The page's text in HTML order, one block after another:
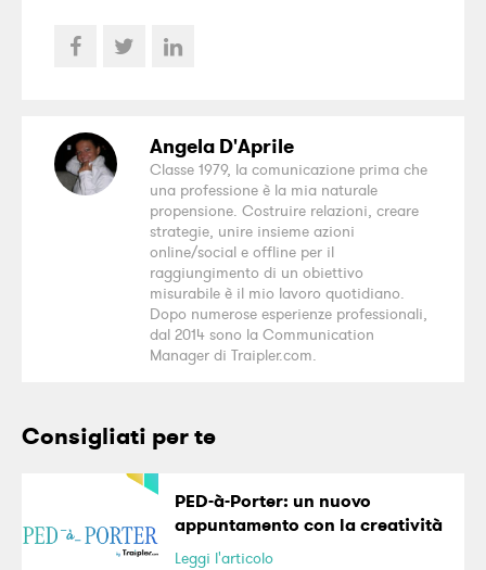
Angela D'Aprile
Classe 1979, la comunicazione prima che
una professione è la mia naturale
propensione. Costruire relazioni, creare
strategie, unire insieme azioni
online/social e offline per il
raggiungimento di un obiettivo
misurabile è il mio lavoro quotidiano.
Dopo numerose esperienze professionali,
dal 2014 sono la Communication
Manager di Traipler.com.
Consigliati per te
PED-à-Porter: un nuovo
appuntamento con la creatività
Leggi l'articolo